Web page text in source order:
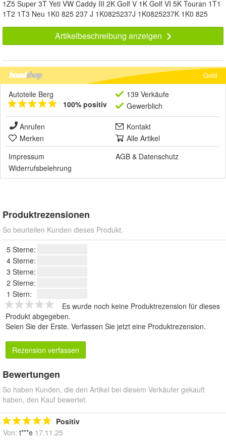
1Z5 Super 3T Yeti VW Caddy III 2K Golf V 1K Golf VI 5K Touran 1T1
1T2 1T3 Neu 1K0 825 237 J 1K0825237J 1K0825237K 1K0 825
Artikelbeschreibung anzeigen
Gold
Autoteile Berg
100% positiv
139 Verkäufe
Gewerblich
Anrufen
Kontakt
Merken
Alle Artikel
Impressum
AGB & Datenschutz
Widerrufsbelehrung
Produktrezensionen
So beurteilen Kunden dieses Produkt.
5 Sterne:
4 Sterne:
3 Sterne:
2 Sterne:
1 Stern:
Es wurde noch keine Produktrezension für dieses
Produkt abgegeben.
Seien Sie der Erste. Verfassen Sie jetzt eine Produktrezension.
Rezension verfassen
Bewertungen
So haben Kunden, die den Artikel bei diesem Verkäufer gekauft
haben, den Kauf bewertet.
Positiv
Von: t***e 17.11.25